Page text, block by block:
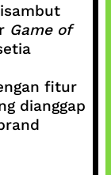
Game of
fitur
dianggap